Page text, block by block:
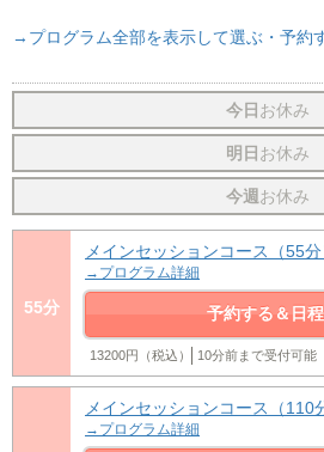
→プログラム全部を表示して選ぶ・予約
今日 お休み
明日 お休み
今週 お休み
55分
メインセッションコース（55分
→プログラム詳細
予約する＆日
13200円（税込） 10分前まで受付可能
メインセッションコース（110
→プログラム詳細